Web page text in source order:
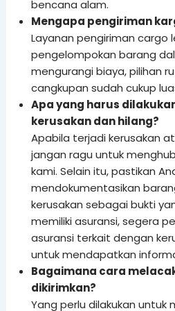
bencana alam.
Mengapa pengiriman
Layanan pengiriman cargo
pengelompokan barang
mengurangi biaya, pilihan
cangkupan sudah cukup
Apa yang harus
kerusakan dan hilang?
Apabila terjadi kerusakan
jangan ragu untuk
kami. Selain itu, pastikan
mendokumentasikan
kerusakan sebagai bukti
memiliki asuransi, segera
asuransi terkait dengan
untuk mendapatkan
Bagaimana cara
dikirimkan?
Yang perlu dilakukan untuk